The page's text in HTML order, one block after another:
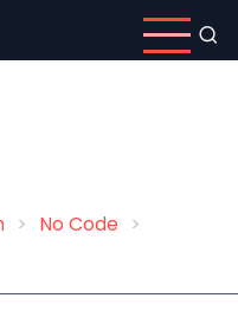
No Code